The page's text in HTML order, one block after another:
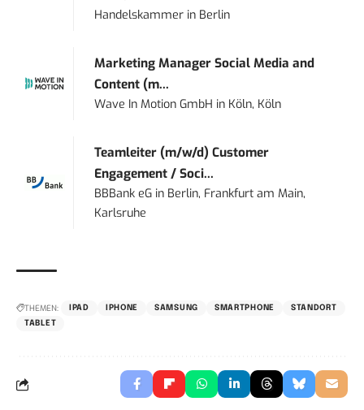
Handelskammer in Berlin
Marketing Manager Social Media and
Content (m...
Wave In Motion GmbH in Köln, Köln
Teamleiter (m/w/d) Customer
Engagement / Soci...
BBBank eG in Berlin, Frankfurt am Main,
Karlsruhe
THEMEN: IPAD IPHONE SAMSUNG SMARTPHONE
STANDORT
TABLET